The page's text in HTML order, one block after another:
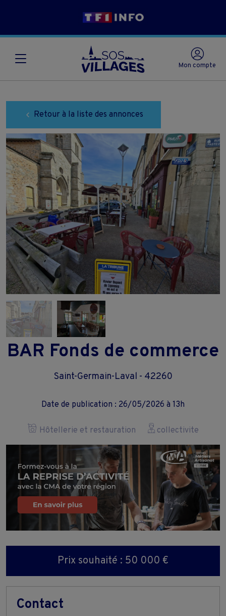
Mon compte
Retour à la liste des annonces
BAR Fonds de commerce
Saint-Germain-Laval - 42260
Date de publication : 26/05/2026 à 13h
Hôtellerie et restauration collectivite
Prix souhaité : 50 000 €
Contact